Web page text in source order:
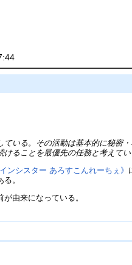
いる。その活動は基本的に秘密
ることを最優先の任務と考えてい
ンシスター あろすこんれーちぇ》
る。
由来になっている。